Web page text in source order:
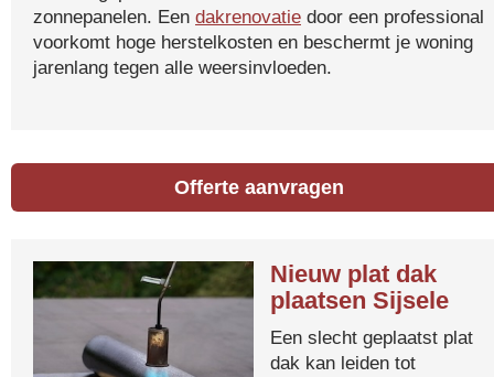
zonnepanelen. Een dakrenovatie door een professional
voorkomt hoge herstelkosten en beschermt je woning
jarenlang tegen alle weersinvloeden.
Offerte aanvragen
Nieuw plat dak
plaatsen Sijsele
Een slecht geplaatst plat
dak kan leiden tot